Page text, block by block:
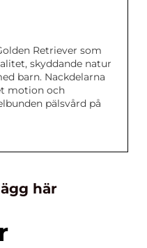
Retriever som
skyddande natur
barn. Nackdelarna
motion och
pälsvård på
här